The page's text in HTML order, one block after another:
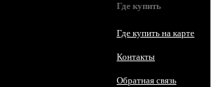
Где купить
Где купить на карте
Контакты
Обратная связь